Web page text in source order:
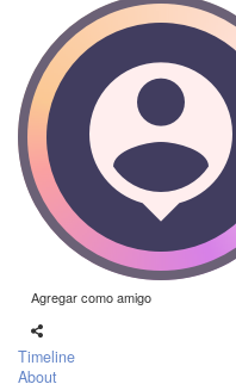
Agregar como amigo
Timeline
About